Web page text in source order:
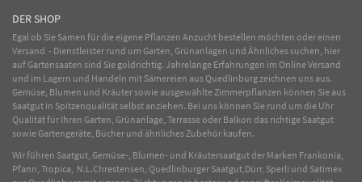
DER SHOP
Egal ob Sie Samen für die eigene Pflanzen Anzucht bestellen möchten oder einen
Versand - Dienstleister rund um Garten, Grünanlagen und Ähnliches suchen, hier
auf Gartensaaten sind Sie goldrichtig. Jahrelange Erfahrungen im OnlineVersand
und im Lagern und Handeln mit Sämereien aus Quedlinburg zeichnen uns aus.
Gemüse, Blumen und Kräuter sowie ausgewählteZimmerpflanzen können Sie aus
Saatgut in Spitzenqualität selbst anziehen. Bei uns können Sie rund um die Uhr
Qualität für Ihren Garten, Grünanlage, Terrasse oder Balkon das richtige Saatgut
sowie Gartengeräte, Bücher und ähnliches Zubehör kaufen.
Wir führen Saatgut, Gemüse-, Blumen- und Kräutersaatgut der Marken Frankonia,
Pfann, Tropica, N.L.Chrestensen, Quedlinburger Saatgut,Dürr, Sperli und Satimex